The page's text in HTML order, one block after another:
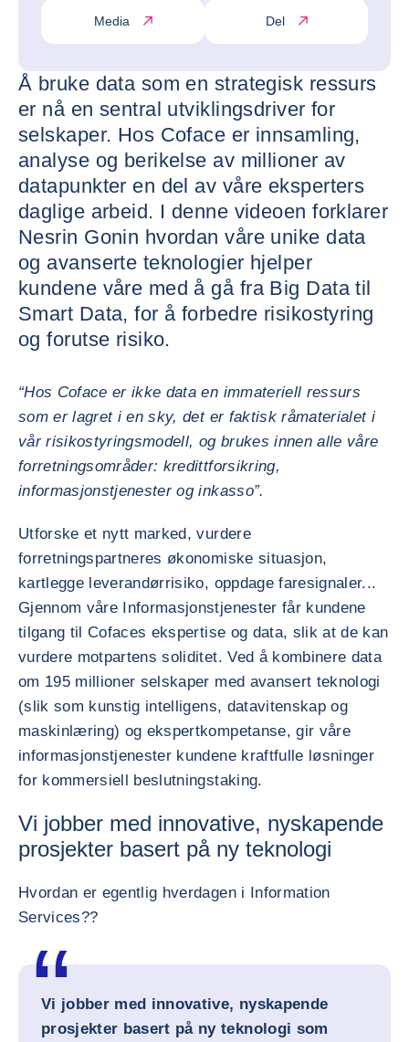
Media Del
Å bruke data som en strategisk ressurs
er nå en sentral utviklingsdriver for
selskaper. Hos Coface er innsamling,
analyse og berikelse av millioner av
datapunkter en del av våre eksperters
daglige arbeid. I denne videoen forklarer
Nesrin Gonin hvordan våre unike data
og avanserte teknologier hjelper
kundene våre med å gå fra Big Data til
Smart Data, for å forbedre risikostyring
og forutse risiko.
“Hos Coface er ikke data en immateriell ressurs
som er lagret i en sky, det er faktisk råmaterialet i
vår risikostyringsmodell, og brukes innen alle våre
forretningsområder: kredittforsikring,
informasjonstjenester og inkasso”.
Utforske et nytt marked, vurdere
forretningspartneres økonomiske situasjon,
kartlegge leverandørrisiko, oppdage faresignaler...
Gjennom våre Informasjonstjenester får kundene
tilgang til Cofaces ekspertise og data, slik at de kan
vurdere motpartens soliditet. Ved å kombinere data
om 195 millioner selskaper med avansert teknologi
(slik som kunstig intelligens, datavitenskap og
maskinlæring) og ekspertkompetanse, gir våre
informasjonstjenester kundene kraftfulle løsninger
for kommersiell beslutningstaking.
Vi jobber med innovative, nyskapende
prosjekter basert på ny teknologi
Hvordan er egentlig hverdagen i Information
Services??
Vi jobber med innovative, nyskapende
prosjekter basert på ny teknologi som